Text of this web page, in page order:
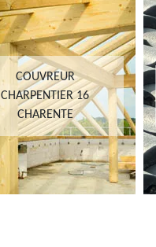
COUVREUR
CHARPENTIER 16
CHARENTE